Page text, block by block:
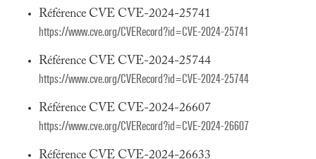
Référence CVE CVE-2024-25741
https://www.cve.org/CVERecord?id=CVE-2024-25741
Référence CVE CVE-2024-25744
https://www.cve.org/CVERecord?id=CVE-2024-25744
Référence CVE CVE-2024-26607
https://www.cve.org/CVERecord?id=CVE-2024-26607
Référence CVE CVE-2024-26633